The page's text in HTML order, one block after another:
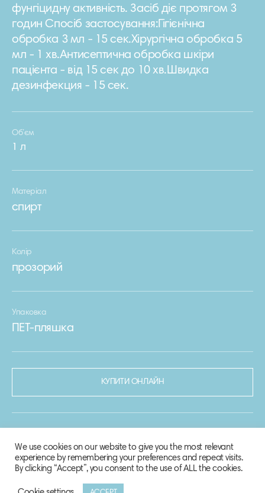
фунгіцидну активність. Засіб діє протягом 3
годин Спосіб застосування:Гігієнічна
обробка 3 мл - 15 сек.Хірургічна обробка 5
мл - 1 хв.Антисептична обробка шкіри
пацієнта - від 15 сек до 10 хв.Швидка
дезинфекция - 15 сек.
Об’єм
1 л
Матеріал
спирт
Колір
прозорий
Упаковка
ПЕТ-пляшка
КУПИТИ ОНЛАЙН
We use cookies on our website to give you the most relevant
experience by remembering your preferences and repeat visits.
By clicking “Accept”, you consent to the use of ALL the cookies.